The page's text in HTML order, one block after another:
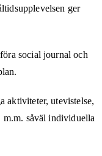
ger
social journal och
aktiviteter, utevistelse,
såväl individuella